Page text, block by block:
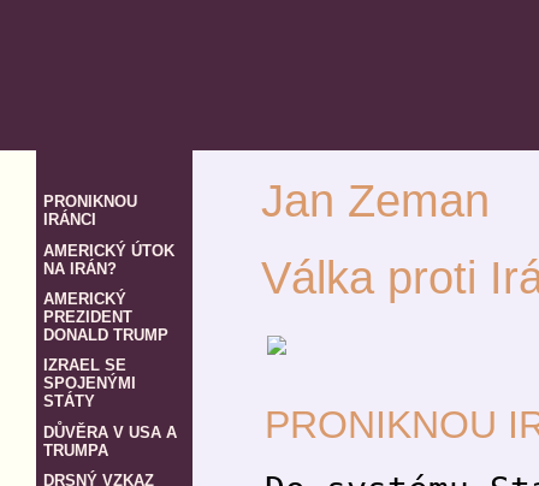
PRONIKNOU
IRÁNCI
AMERICKÝ ÚTOK
NA IRÁN?
AMERICKÝ
PREZIDENT
DONALD TRUMP
IZRAEL SE
SPOJENÝMI
STÁTY
DŮVĚRA V USA A
TRUMPA
DRSNÝ VZKAZ
Jan Zeman
Válka proti
PRONIKNOU